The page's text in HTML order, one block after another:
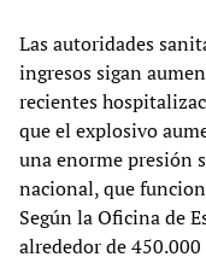
Las autoridades
ingresos sigan
recientes
que el explosivo
una enorme presión
nacional, que
Según la Oficina de
alrededor de